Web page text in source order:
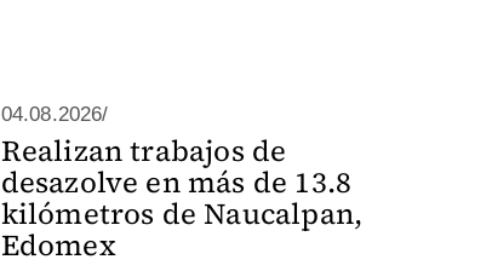
04.08.2026/
Realizan trabajos de
desazolve en más de 13.8
kilómetros de Naucalpan,
Edomex